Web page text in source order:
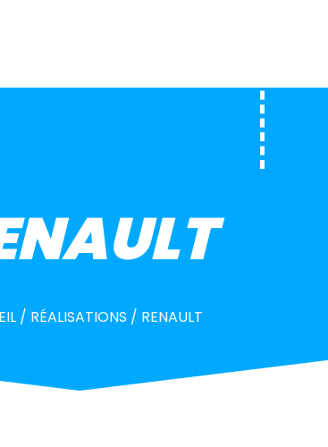
/ RÉALISATIONS / RENAULT